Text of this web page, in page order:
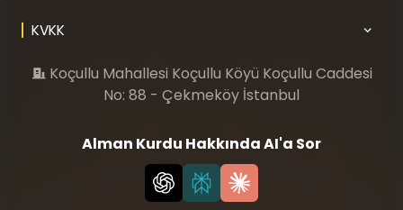
KVKK
Koçullu Mahallesi Koçullu Köyü Koçullu Caddesi
No: 88 - Çekmeköy İstanbul
Alman Kurdu Hakkında AI'a Sor